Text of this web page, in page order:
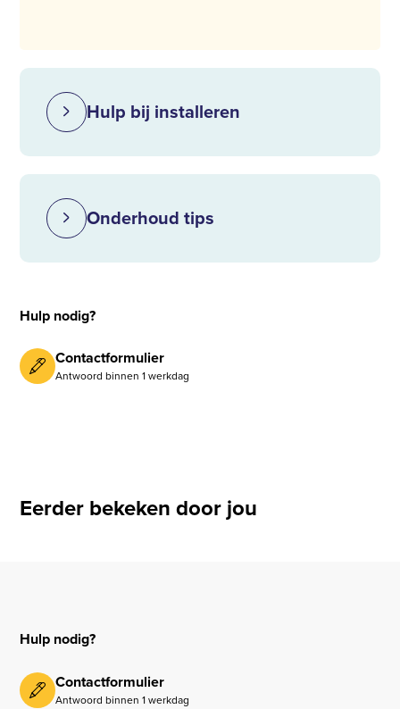
Hulp bij installeren
Onderhoud tips
Hulp nodig?
Contactformulier
Antwoord binnen 1 werkdag
Eerder bekeken door jou
Hulp nodig?
Contactformulier
Antwoord binnen 1 werkdag